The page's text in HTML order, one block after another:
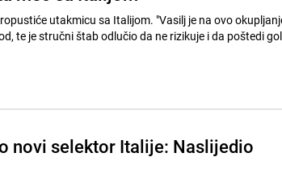
utakmicu sa Italijom. "Vasilj je na ovo
te je stručni štab odlučio da ne rizikuje i da poštedi
novi selektor Italije: Naslijedio